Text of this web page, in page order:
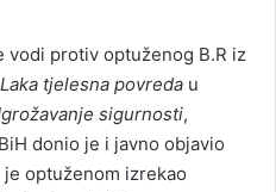
vodi protiv optuženog B.R iz
Laka tjelesna povreda u
sigurnosti,
donio je i javno objavio
optuženom izrekao